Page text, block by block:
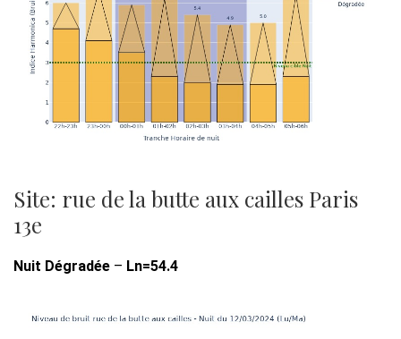
Site: rue de la butte aux cailles Paris
13e
Nuit Dégradée – Ln=54.4